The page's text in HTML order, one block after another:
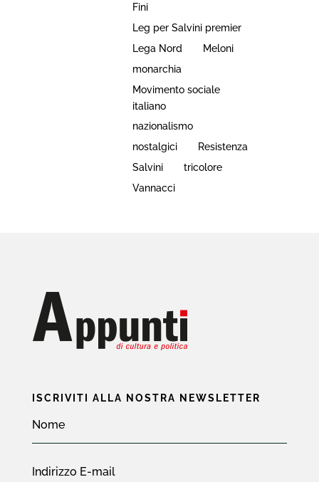
Fini
Leg per Salvini premier
Lega Nord
Meloni
monarchia
Movimento sociale
italiano
nazionalismo
nostalgici
Resistenza
Salvini
tricolore
Vannacci
ISCRIVITI ALLA NOSTRA NEWSLETTER